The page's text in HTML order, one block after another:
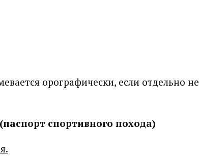
орографически, если отдельно не
спортивного похода)